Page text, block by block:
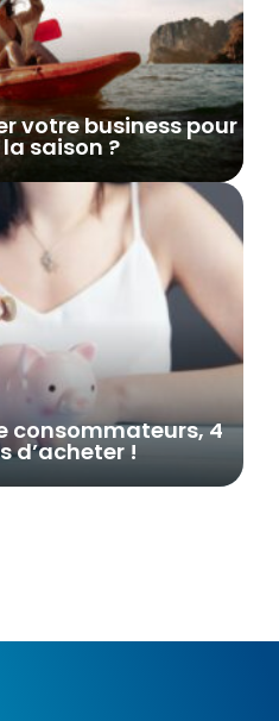
votre business pour
saison ?
consommateurs, 4
d’acheter !